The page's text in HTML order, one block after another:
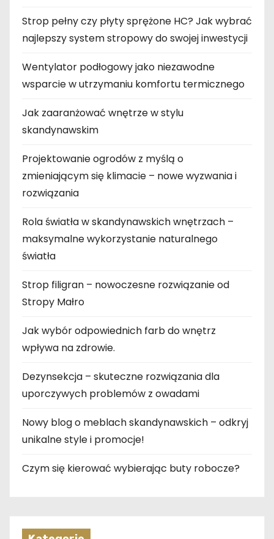
Strop pełny czy płyty sprężone HC? Jak wybrać
najlepszy system stropowy do swojej inwestycji
Wentylator podłogowy jako niezawodne
wsparcie w utrzymaniu komfortu termicznego
Jak zaaranżować wnętrze w stylu
skandynawskim
Projektowanie ogrodów z myślą o
zmieniającym się klimacie – nowe wyzwania i
rozwiązania
Rola światła w skandynawskich wnętrzach –
maksymalne wykorzystanie naturalnego
światła
Strop filigran – nowoczesne rozwiązanie od
Stropy Małro
Jak wybór odpowiednich farb do wnętrz
wpływa na zdrowie.
Dezynsekcja – skuteczne rozwiązania dla
uporczywych problemów z owadami
Nowy blog o meblach skandynawskich – odkryj
unikalne style i promocje!
Czym się kierować wybierając buty robocze?